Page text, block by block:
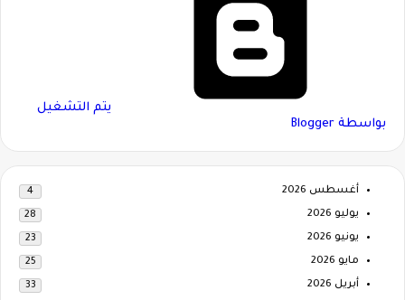
‏يتم التشغيل
بواسطة Blogger
أغسطس 2026 4
يوليو 2026 28
يونيو 2026 23
مايو 2026 25
أبريل 2026 33